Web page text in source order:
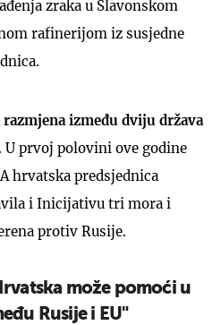
zraka u Slavonskom
rafinerijom iz susjedne
razmjena između dviju država
U prvoj polovini ove godine
hrvatska predsjednica
i Inicijativu tri mora i
protiv Rusije.
može pomoći u
Rusije i EU"